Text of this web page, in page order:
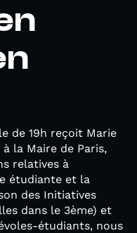
de 19h reçoit Marie
la Maire de Paris,
relatives à
étudiante et la
des Initiatives
dans le 3ème) et
étudiants, nous